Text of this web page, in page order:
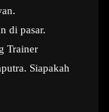
di pasar.
Trainer
Siapakah